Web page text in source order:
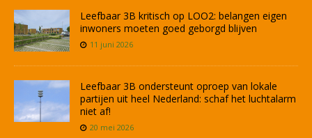
Leefbaar 3B kritisch op LOO2: belangen eigen
inwoners moeten goed geborgd blijven
11 juni 2026
Leefbaar 3B ondersteunt oproep van lokale
partijen uit heel Nederland: schaf het luchtalarm
niet af!
20 mei 2026